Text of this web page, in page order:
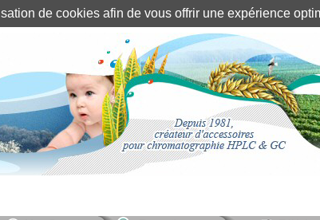
Identification client ||Mon
de cookies afin de vous offrir une expérience